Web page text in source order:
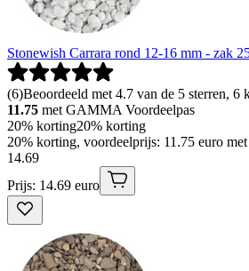
Stonewish Carrara rond 12-16 mm - zak
(6)Beoordeeld met 4.7 van de 5 sterren, 6
11.75 met GAMMA Voordeelpas
20% korting20% korting
20% korting, voordeelprijs: 11.75 euro
14.69
Prijs: 14.69 euro